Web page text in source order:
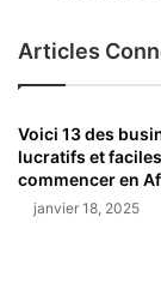
Articles
Voici 13 des
lucratifs et
commencer en
janvier 18, 2025